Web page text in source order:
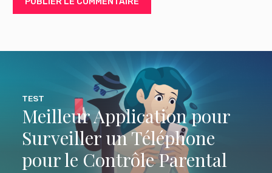
Meilleur Application pour
Surveiller un Téléphone
pour le Contrôle Parental
TEST